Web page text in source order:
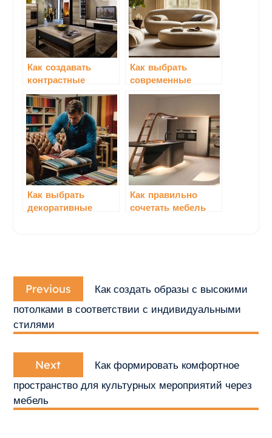
Как создавать
контрастные
обстановки с
помощью стилей
мебели
Как выбрать
современные
элементы для
Как выбрать
декоративные
Как правильно
сочетать мебель
Навигация
по
записям
Previous
Previous
post:
Как создать образы с высокими
потолками в соответствии с индивидуальными
стилями
Next
Next
post:
Как формировать комфортное
пространство для культурных мероприятий через
мебель